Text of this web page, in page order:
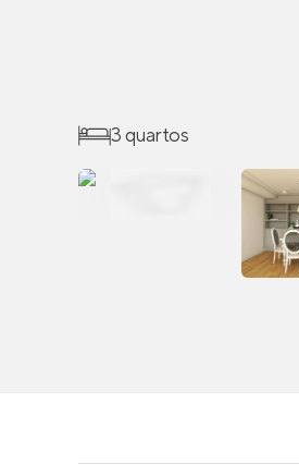
3 quartos